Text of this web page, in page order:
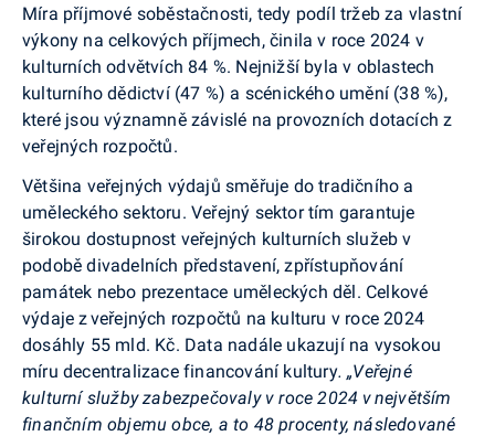
Míra příjmové soběstačnosti, tedy podíl tržeb za vlastní
výkony na celkových příjmech, činila v roce 2024 v
kulturních odvětvích 84 %. Nejnižší byla v oblastech
kulturního dědictví (47 %) a scénického umění (38 %),
které jsou významně závislé na provozních dotacích z
veřejných rozpočtů.
Většina veřejných výdajů směřuje do tradičního a
uměleckého sektoru. Veřejný sektor tím garantuje
širokou dostupnost veřejných kulturních služeb v
podobě divadelních představení, zpřístupňování
památek nebo prezentace uměleckých děl. Celkové
výdaje z veřejných rozpočtů na kulturu v roce 2024
dosáhly 55 mld. Kč. Data nadále ukazují na vysokou
míru decentralizace financování kultury. „Veřejné
kulturní služby zabezpečovaly v roce 2024 v největším
finančním objemu obce, a to 48 procenty, následované